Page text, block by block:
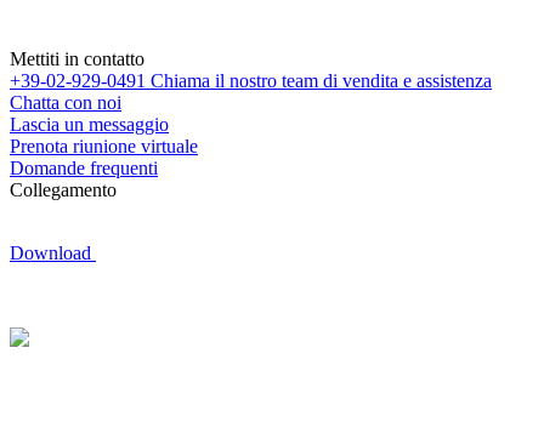
Mettiti in contatto
+39-02-929-0491 Chiama il nostro team di vendita e assistenza
Chatta con noi
Lascia un messaggio
Prenota riunione virtuale
Domande frequenti
Collegamento
Download